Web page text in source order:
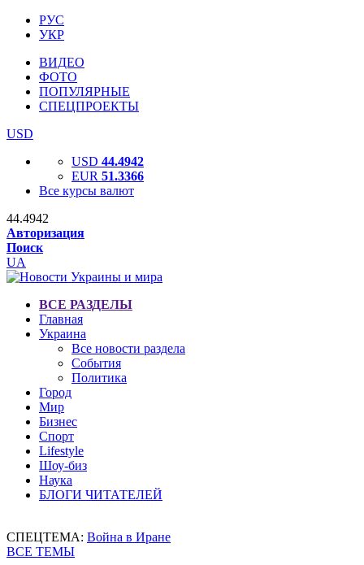
РУС
УКР
ВИДЕО
ФОТО
ПОПУЛЯРНЫЕ
СПЕЦПРОЕКТЫ
USD
USD 44.4942
EUR 51.3366
Все курсы валют
44.4942
Авторизация
Поиск
UA
ВСЕ РАЗДЕЛЫ
Главная
Украина
Все новости раздела
События
Политика
Город
Мир
Бизнес
Спорт
Lifestyle
Шоу-биз
Наука
БЛОГИ ЧИТАТЕЛЕЙ
СПЕЦТЕМА: Война в Иране
ВСЕ ТЕМЫ